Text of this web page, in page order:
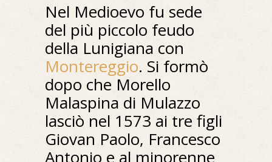
Nel Medioevo fu sede
del più piccolo feudo
della Lunigiana con
Montereggio. Si formò
dopo che Morello
Malaspina di Mulazzo
lasciò nel 1573 ai tre figli
Giovan Paolo, Francesco
Antonio e al minorenne